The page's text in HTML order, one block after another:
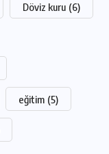
Döviz kuru (6)
eğitim (5)